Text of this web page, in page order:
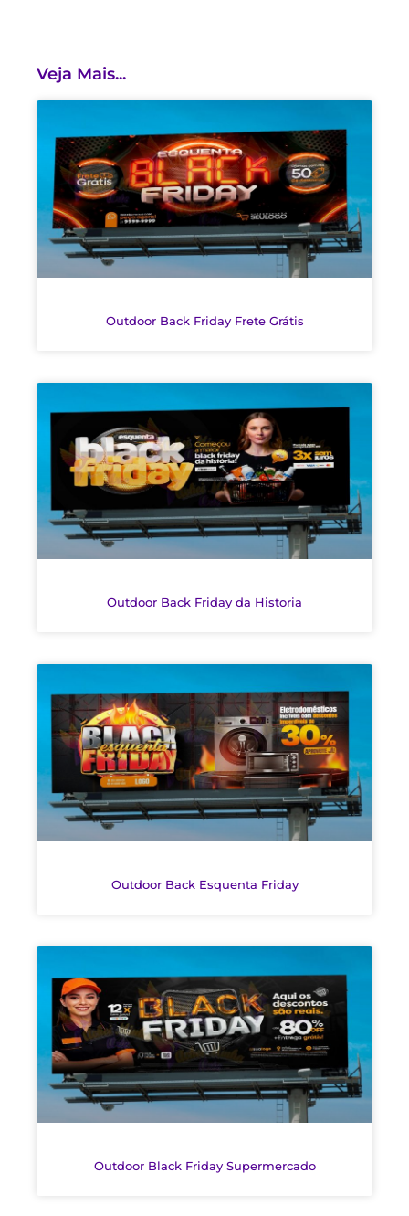
Veja Mais...
Outdoor Back Friday Frete Grátis
Outdoor Back Friday da Historia
Outdoor Back Esquenta Friday
Outdoor Black Friday Supermercado